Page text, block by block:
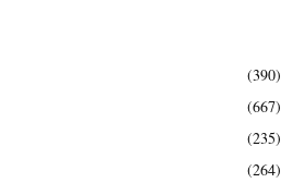
(390)
(667)
(235)
(264)